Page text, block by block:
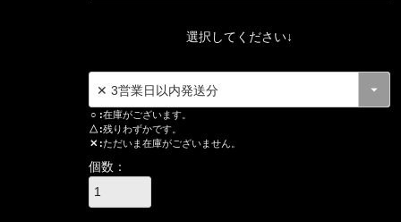
選択してください↓
○
在庫がございます。
△ 残りわずかです。
✕ ただいま在庫がございません。